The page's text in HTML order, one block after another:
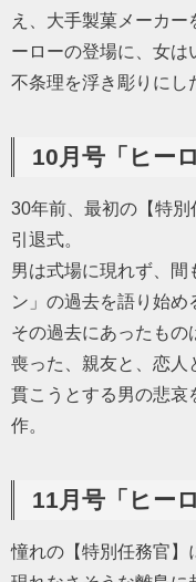
え、大手製菓メーカ
ーローの登場に、女
不条理を浮き彫りにし
10月号「ヒー
30年前、最初の【特
引退式。
男は式場に現れず、間
ン」の過去を語り始め
その過去にあったもの
喪った、親友と、恋人
貫こうとする男の悲哀
作。
11月号「ヒー
憧れの【特別任務官】